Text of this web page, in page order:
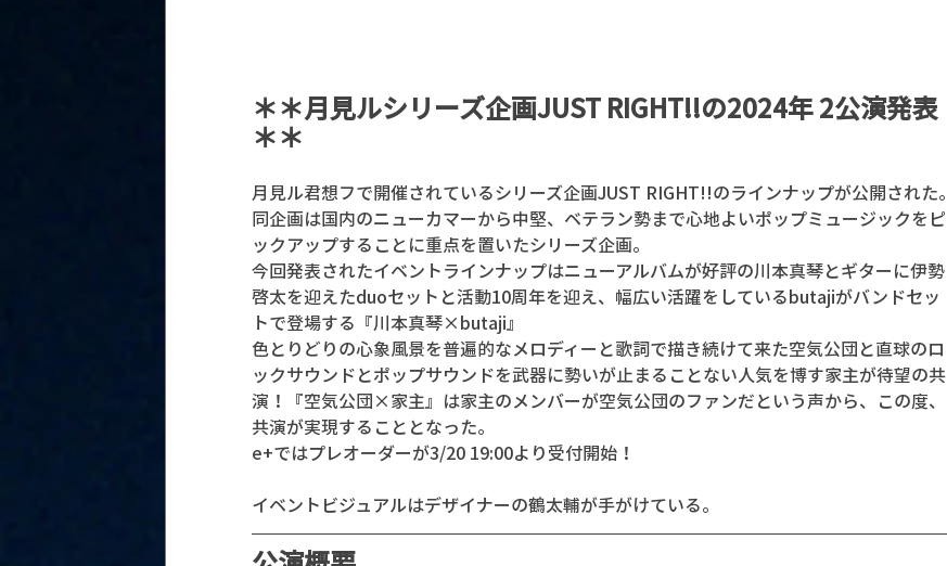
＊＊月見ルシリーズ企画JUST RIGHT!!の2024年 2公演発表
＊＊
月見ル君想フで開催されているシリーズ企画JUST RIGHT!!のラインナップが公開された。
同企画は国内のニューカマーから中堅、ベテラン勢まで心地よいポップミュージックをピ
ックアップすることに重点を置いたシリーズ企画。
今回発表されたイベントラインナップはニューアルバムが好評の川本真琴とギターに伊勢
啓太を迎えたduoセットと活動10周年を迎え、幅広い活躍をしているbutajiがバンドセッ
トで登場する『川本真琴×butaji』
色とりどりの心象風景を普遍的なメロディーと歌詞で描き続けて来た空気公団と直球のロ
ックサウンドとポップサウンドを武器に勢いが止まることない人気を博す家主が待望の共
演！『空気公団×家主』は家主のメンバーが空気公団のファンだという声から、この度、
共演が実現することとなった。
e+ではプレオーダーが3/20 19:00より受付開始！
イベントビジュアルはデザイナーの鶴太輔が手がけている。